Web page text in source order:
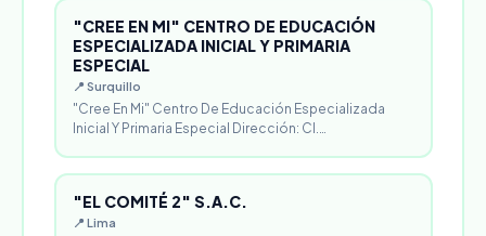
"CREE EN MI" CENTRO DE EDUCACIÓN
ESPECIALIZADA INICIAL Y PRIMARIA
ESPECIAL
📍 Surquillo
"Cree En Mi" Centro De Educación Especializada
Inicial Y Primaria Especial Dirección: Cl.…
"EL COMITÉ 2" S.A.C.
📍 Lima